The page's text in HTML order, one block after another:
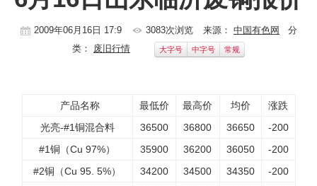
铝
镁钛
地矿 建设
2009年06月16日 17:9 3083次浏览 来源： 中国有色网
分
类： 废旧行情 大字号 中字号 常规
产品名称 最低价 最高价 均价
涨跌
光亮-#1铜混合料
36500 36800 36650
-200
#1铜（Cu 97%）
35900 36200 36050
-200
#2铜（Cu 95. 5%）
34200 34500 34350
-200